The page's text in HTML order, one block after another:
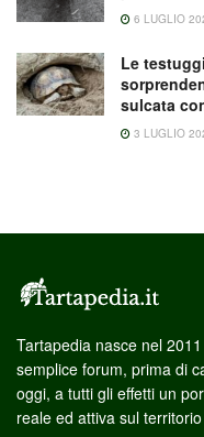
6 LUGLIO
Le
sulcata
3 LUGLIO
Tartapedia nasce nel
semplice forum, prima di
oggi, a tutti gli effetti un
reale ed attiva sul